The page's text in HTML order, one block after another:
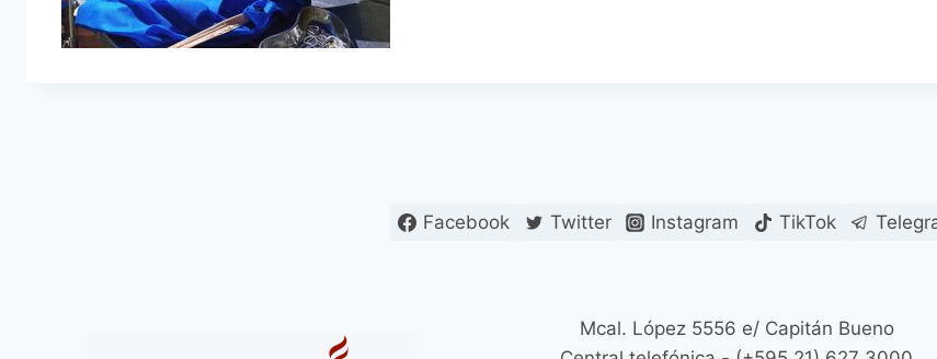
Facebook Twitter Instagram TikTok
Mcal. López 5556 e/ Capitán Bueno